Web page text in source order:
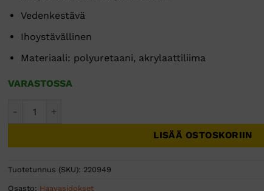
Vedenkestävä
Ihoystävällinen
Materiaali: polyuretaani, akrylaattiliima
VARASTOSSA
LISÄÄ OSTOSKORIIN
Tuotetunnus (SKU): 220949
Osasto: Haavasidokset